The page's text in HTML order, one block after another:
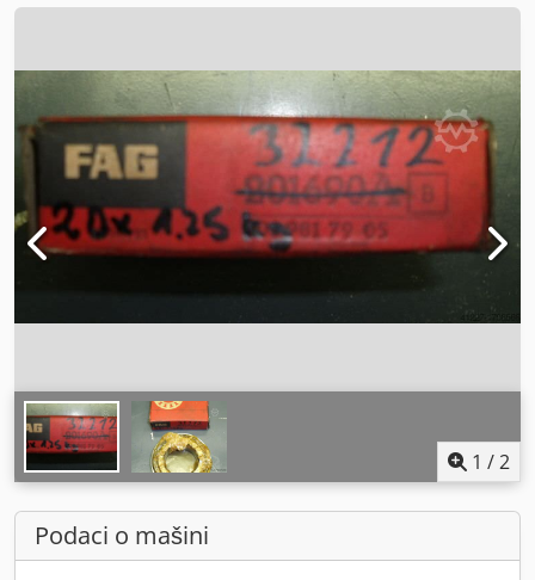
1 /2
Podaci o mašini